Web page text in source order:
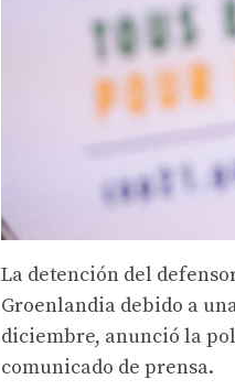
La detención del
Groenlandia debido a
diciembre, anunció la
comunicado de prensa.